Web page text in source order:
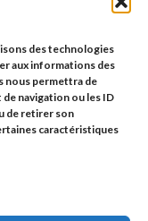
des technologies
aux informations des
nous permettra de
navigation ou les ID
de retirer son
caractéristiques